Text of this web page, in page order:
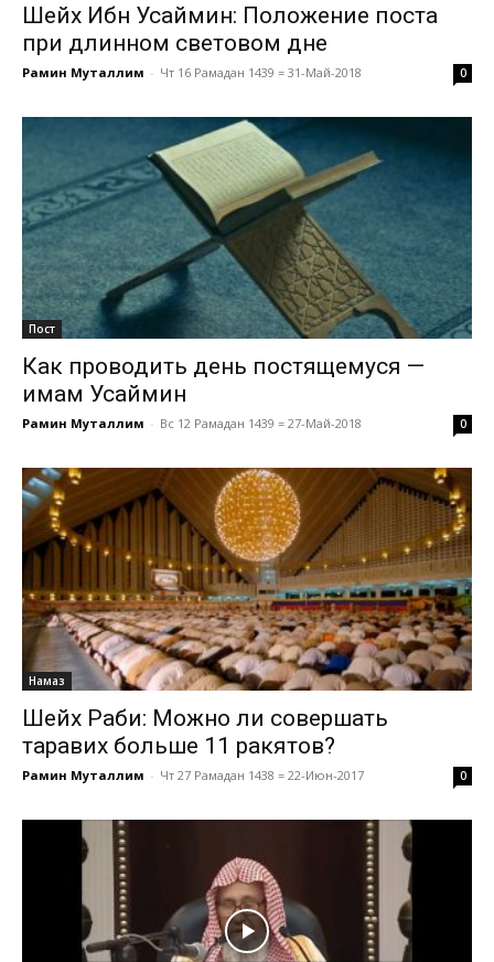
Шейх Ибн Усаймин: Положение поста
при длинном световом дне
Рамин Муталлим - Чт 16 Рамадан 1439 = 31-Май-2018 0
Пост
Как проводить день постящемуся —
имам Усаймин
Рамин Муталлим - Вс 12 Рамадан 1439 = 27-Май-2018 0
Намаз
Шейх Раби: Можно ли совершать
таравих больше 11 ракятов?
Рамин Муталлим - Чт 27 Рамадан 1438 = 22-Июн-2017 0